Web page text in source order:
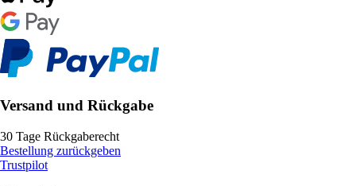
Versand und Rückgabe
30 Tage Rückgaberecht
Bestellung zurückgeben
Trustpilot